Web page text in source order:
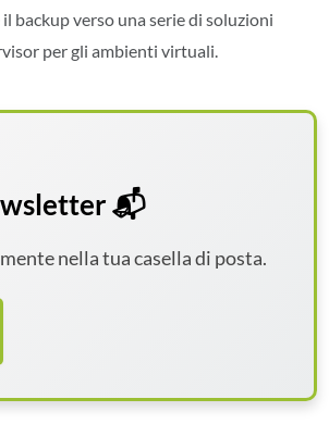
backup verso una serie di soluzioni
per gli ambienti virtuali.
📬
nella tua casella di posta.